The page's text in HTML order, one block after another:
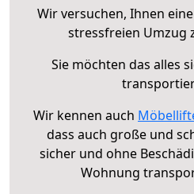
Wir versuchen, Ihnen
stressfreien Umzug
Sie möchten das alles
Wir kennen auch
dass auch große und
sicher und ohne
Wohnung